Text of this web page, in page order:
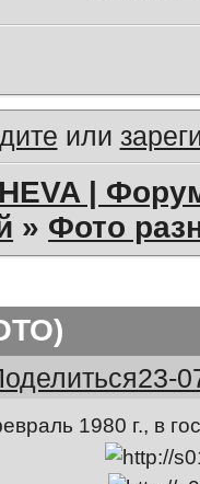
или
|
» Фото
23-
1980 г., в